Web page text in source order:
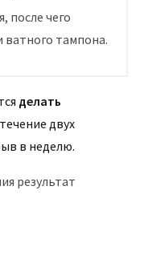
после чего
тампона.
делать
двух
в неделю.
результат